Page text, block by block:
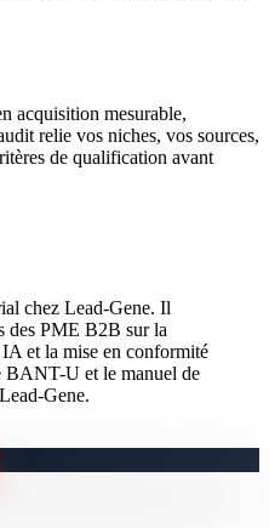
acquisition mesurable,
relie vos niches, vos sources,
de qualification avant
chez Lead-Gene. Il
des PME B2B sur la
et la mise en conformité
BANT-U et le manuel de
Gene.